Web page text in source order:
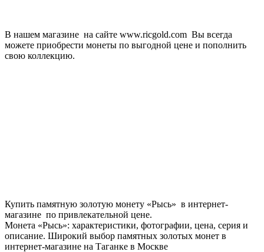
В нашем магазине на сайте www.ricgold.com Вы всегда
можете приобрести монеты по выгодной цене и пополнить
свою коллекцию.
Купить памятную золотую монету «Рысь» в интернет-
магазине по привлекательной цене.
Монета «Рысь»: характеристики, фотографии, цена, серия и
описание. Широкий выбор памятных золотых монет в
интернет-магазине на Таганке в Москве